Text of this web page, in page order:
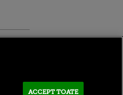
ACCEPT TOATE